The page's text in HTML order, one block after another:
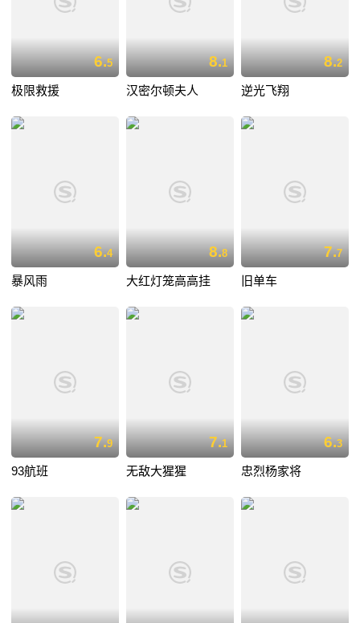
6.5
极限救援
8.1
汉密尔顿夫人
8.2
逆光飞翔
6.4
暴风雨
8.8
大红灯笼高高挂
7.7
旧单车
7.9
93航班
7.1
无敌大猩猩
6.3
忠烈杨家将